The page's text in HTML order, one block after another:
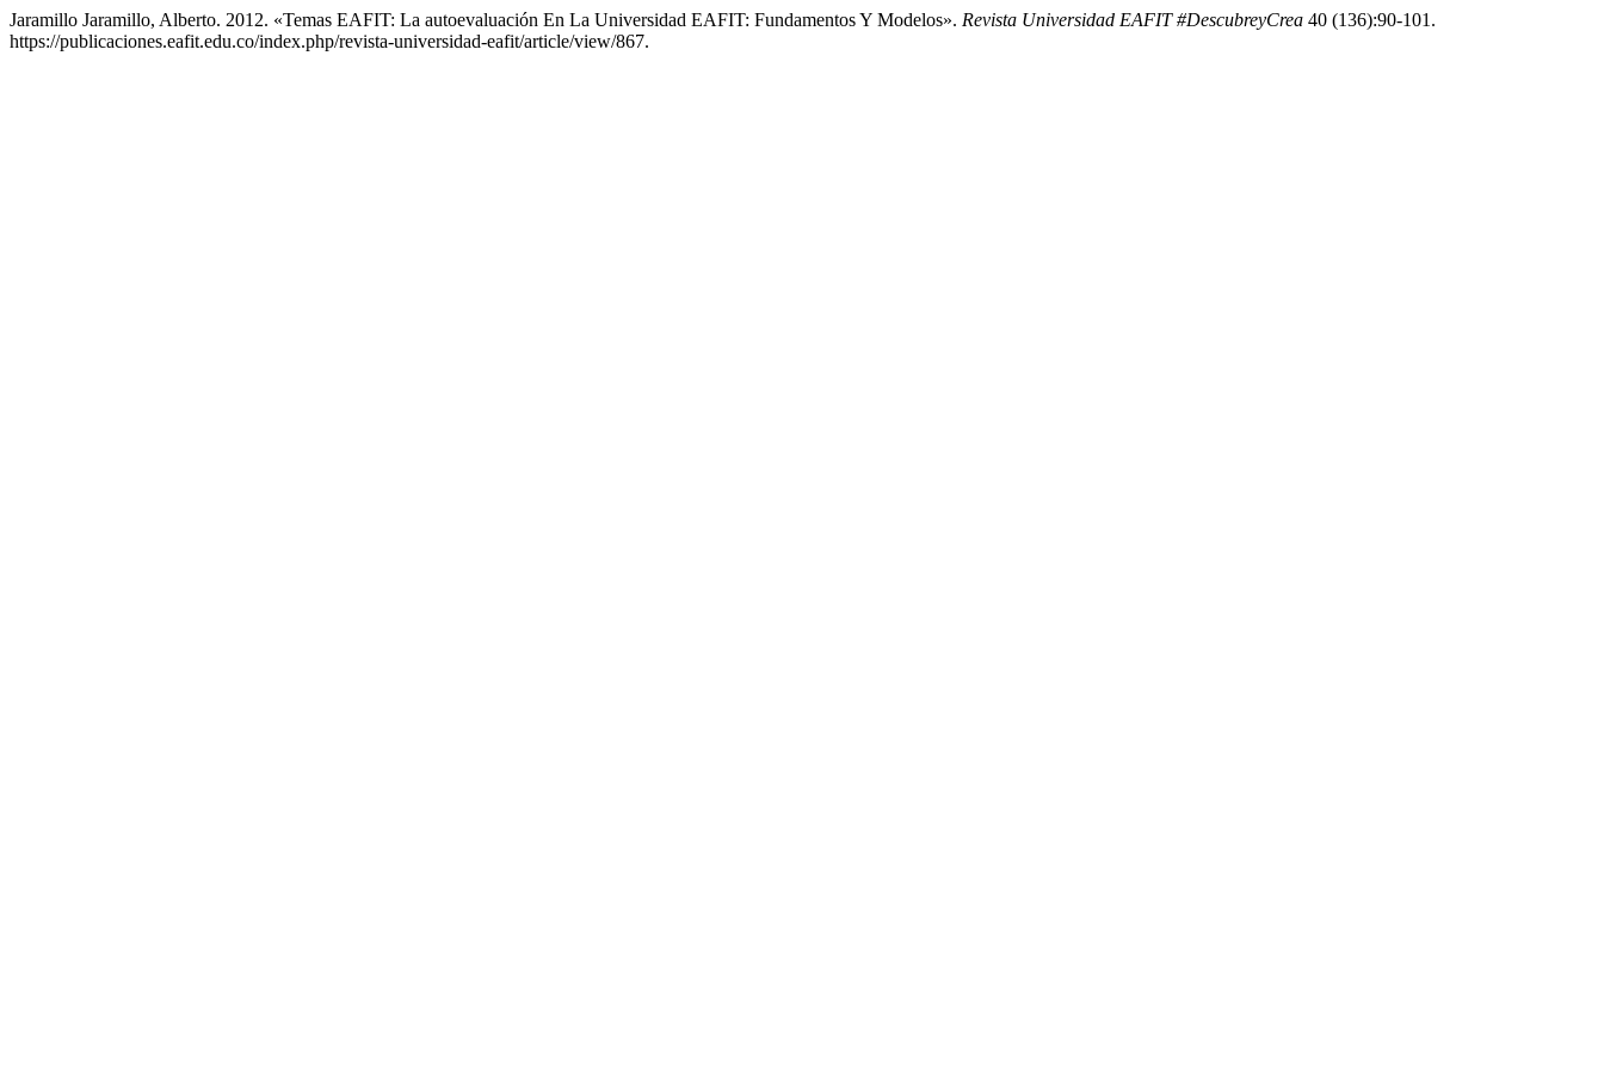
Jaramillo Jaramillo, Alberto. 2012. «Temas EAFIT: La autoevaluación En La Universidad EAFIT: Fundamentos Y Modelos». Revista Universidad EAFIT #DescubreyCrea 40 (136):90-101.
https://publicaciones.eafit.edu.co/index.php/revista-universidad-eafit/article/view/867.